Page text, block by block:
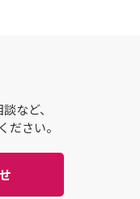
など、
ださい。